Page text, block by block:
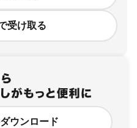
受け取る
ウンロード